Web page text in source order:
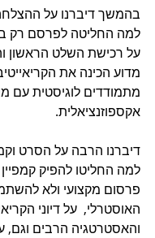
בהמשך דיברנו על
למה החליטה לפרסם רק
על רכישת השלט הראשון
מדוע הכינה את
מתמודדים לוגיסטית עם
אקספוזנציאלית.
דיברנו הרבה על הסרט
למה החליטו להפיק
פרסום מקצועי ולא
האוסטרלי,  על דיוני
והאסטרטגיה הרבים וגם,